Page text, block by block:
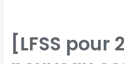
[LFSS pour
POUR
2026]
UN